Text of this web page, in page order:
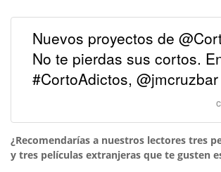
Nuevos proyectos de
No te pierdas sus cortos.
#CortoAdictos, @jmcruzbar
¿Recomendarías a nuestros lectores tres
y tres películas extranjeras que te gusten